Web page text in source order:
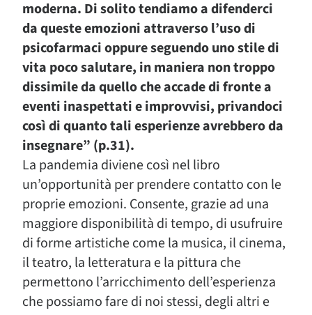
moderna. Di solito tendiamo a difenderci
da queste emozioni attraverso l’uso di
psicofarmaci oppure seguendo uno stile di
vita poco salutare, in maniera non troppo
dissimile da quello che accade di fronte a
eventi inaspettati e improvvisi, privandoci
così di quanto tali esperienze avrebbero da
insegnare” (p.31).
La pandemia diviene così nel libro
un’opportunità per prendere contatto con le
proprie emozioni. Consente, grazie ad una
maggiore disponibilità di tempo, di usufruire
di forme artistiche come la musica, il cinema,
il teatro, la letteratura e la pittura che
permettono l’arricchimento dell’esperienza
che possiamo fare di noi stessi, degli altri e